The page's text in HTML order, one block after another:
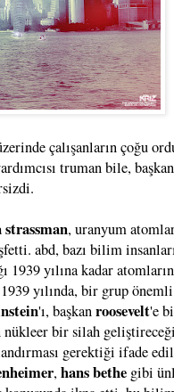
çalışanların çoğu
truman bile,
, uranyum
abd, bazı bilim
1939 yılına kadar
yılında, bir grup
'ı, başkanroosevelt'e
bir silah
gerektiği ifade
,hans bethe gibi